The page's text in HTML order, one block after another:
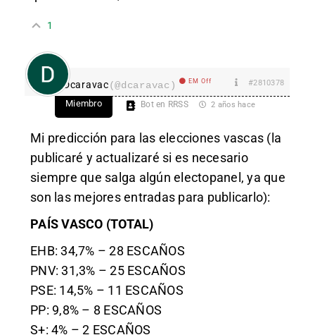
1
Dcaravac(@dcaravac) EM Off #2810378
Miembro Bot en RRSS 2 años hace
Mi predicción para las elecciones vascas (la
publicaré y actualizaré si es necesario
siempre que salga algún electopanel, ya que
son las mejores entradas para publicarlo):
PAÍS VASCO (TOTAL)
EHB: 34,7% – 28 ESCAÑOS
PNV: 31,3% – 25 ESCAÑOS
PSE: 14,5% – 11 ESCAÑOS
PP: 9,8% – 8 ESCAÑOS
S+: 4% – 2 ESCAÑOS